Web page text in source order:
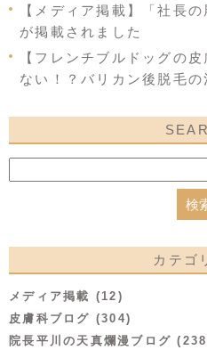
【メディア掲載】「社長
が掲載されました
【フレンチブルドッグの
ない！？バリカン後脱毛の
カテゴ
メディア掲載 (12)
皮膚科ブログ (304)
院長平川の天真爛漫ブログ